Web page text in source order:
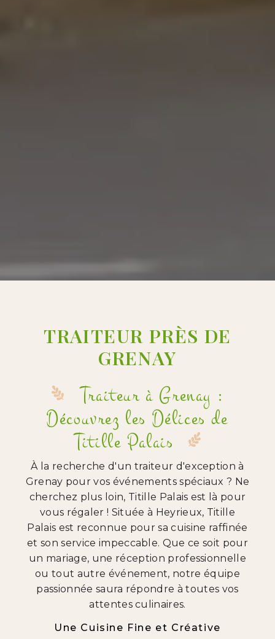
TRAITEUR PRÈS DE
GRENAY
Traiteur à Grenay :
Découvrez les Délices de
Titille Palais
À la recherche d'un traiteur d'exception à
Grenay pour vos événements spéciaux ? Ne
cherchez plus loin, Titille Palais est là pour
vous régaler ! Située à Heyrieux, Titille
Palais est reconnue pour sa cuisine raffinée
et son service impeccable. Que ce soit pour
un mariage, une réception professionnelle
ou tout autre événement, notre équipe
passionnée saura répondre à toutes vos
attentes culinaires.
Une Cuisine Fine et Créative